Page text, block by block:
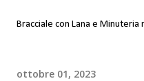
Bracciale con Lana e Minuteria
ottobre 01, 2023